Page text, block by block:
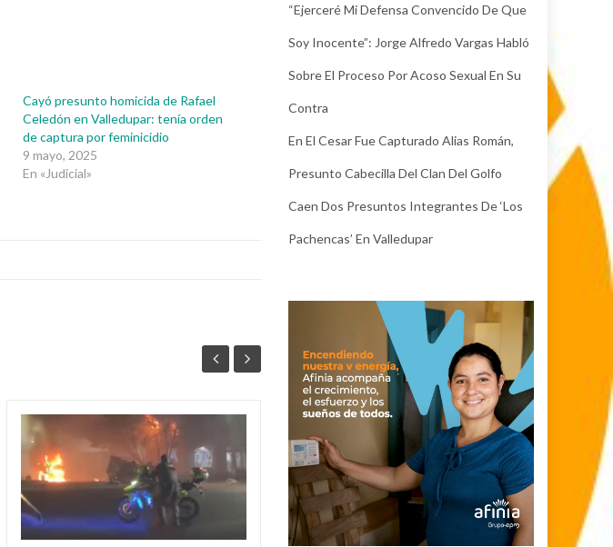
Cayó presunto homicida de Rafael
Celedón en Valledupar: tenía orden
de captura por feminicidio
9 mayo, 2025
En «Judicial»
30
Juez legalizó la
captura de Deimer,
el hombre capturado
por intento de
asesinato de la
empleada de Super
“Ejerceré Mi Defensa Convencido De Que
Soy Inocente”: Jorge Alfredo Vargas Habló
Sobre El Proceso Por Acoso Sexual En Su
Contra
En El Cesar Fue Capturado Alias Román,
Presunto Cabecilla Del Clan Del Golfo
Caen Dos Presuntos Integrantes De ‘Los
Pachencas’ En Valledupar